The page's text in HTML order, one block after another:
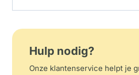
Hulp nodig?
Onze klantenservice helpt je